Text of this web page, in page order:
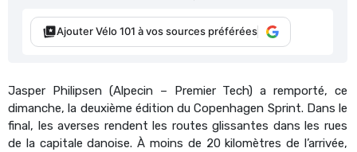
Ajouter Vélo 101 à vos sources préférées
Jasper Philipsen (Alpecin – Premier Tech) a remporté, ce
dimanche, la deuxième édition du Copenhagen Sprint. Dans le
final, les averses rendent les routes glissantes dans les rues
de la capitale danoise. À moins de 20 kilomètres de l’arrivée,